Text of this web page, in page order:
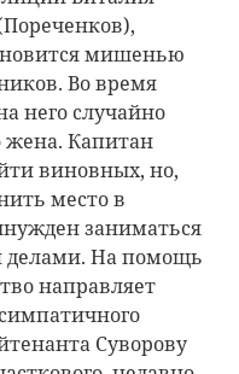
мишенью
Во время
него случайно
жена. Капитан
виновных, но,
место в
заниматься
На помощь
направляет
Суворову